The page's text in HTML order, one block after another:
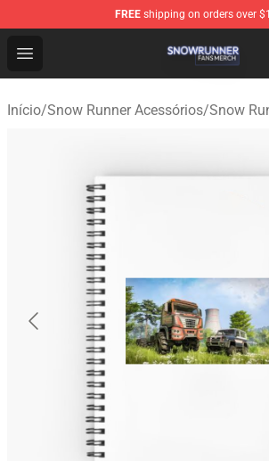
FREE shipping on orders over
Open menu
Snow Runner Shop - Official Snow
Início/Snow Runner Acessórios/Snow